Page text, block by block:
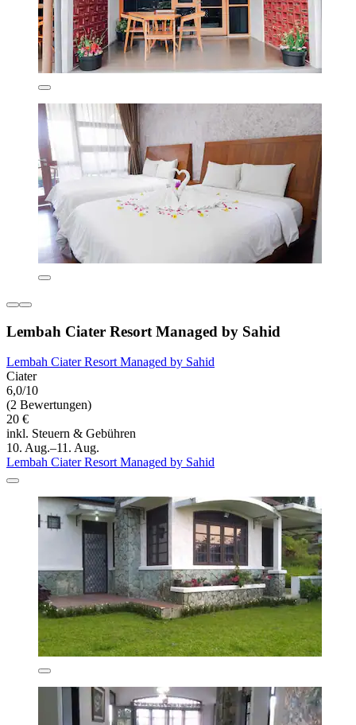
Lembah Ciater Resort Managed by Sahid
Lembah Ciater Resort Managed by Sahid
Ciater
6,0/10
(2 Bewertungen)
20 €
inkl. Steuern & Gebühren
10. Aug.–11. Aug.
Lembah Ciater Resort Managed by Sahid